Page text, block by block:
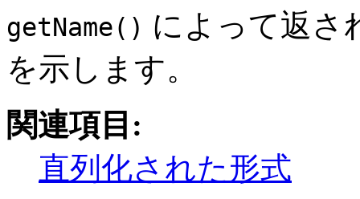
getName() によって返さ
を示します。
関連項目:
直列化された形式